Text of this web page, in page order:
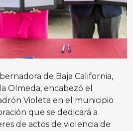
de Baja California,
Olmeda, encabezó el
Violeta en el municipio
que se dedicará a
de actos de violencia de